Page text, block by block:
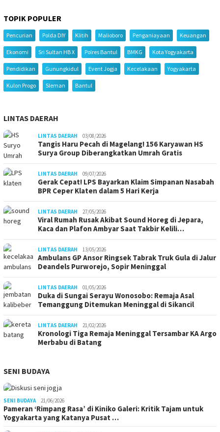
TOPIK POPULER
Pencurian Polda DIY Klitih Malioboro Penganiayaan Keuangan
Ekonomi Sri Sultan HB X Polres Bantul BMKG Kota Yogyakarta
Pendidikan Gunungkidul Event Jogja Kecelakaan Yogyakarta
Kulon Progo Sleman Bantul
LINTAS DAERAH
LINTAS DAERAH 03/08/2026
Tangis Haru Pecah di Magelang! 156 Karyawan HS
Surya Group Diberangkatkan Umrah Gratis
LINTAS DAERAH 09/07/2026
Gerak Cepat! LPS Bayarkan Klaim Simpanan Nasabah
BPR Ceper Klaten dalam 5 Hari Kerja
LINTAS DAERAH 27/05/2026
Viral Rumah Rusak Akibat Sound Horeg di Jepara,
Kaca dan Plafon Ambyar Saat Takbir Kelili…
LINTAS DAERAH 13/05/2026
Ambulans GP Ansor Ringsek Tabrak Truk Gula di Jalur
Deandels Purworejo, Sopir Meninggal
LINTAS DAERAH 01/05/2026
Duka di Sungai Serayu Wonosobo: Remaja Asal
Temanggung Ditemukan Meninggal di Sikancil
LINTAS DAERAH 21/02/2026
Kronologi Tiga Remaja Meninggal Tersambar KA Argo
Merbabu di Batang
SENI BUDAYA
SENI BUDAYA 21/06/2026
Pameran ‘Rimpang Rasa’ di Kiniko Galeri: Kritik Tajam untuk
Yogyakarta yang Katanya Pusat …